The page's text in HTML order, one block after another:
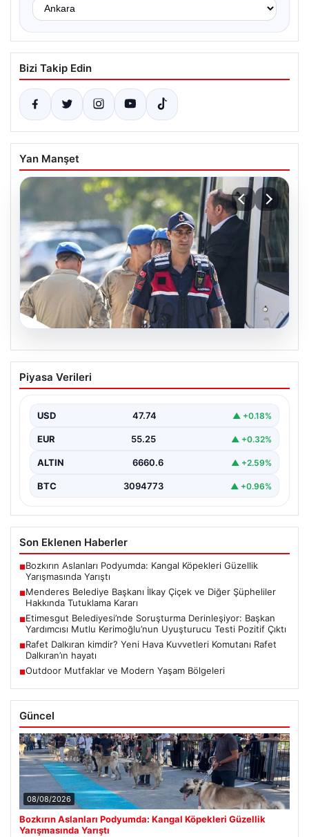
Bizi Takip Edin
Yan Manşet
07.08.2026
Menderes Belediye Başkanı İlkay Çiçek
ve Diğer Şüpheliler Hakkında Tutuklama
İzmir Cumhuriyet Başsavcılığı'nın yürüttüğü kapsamlı
gerçekleşen usulsüzlük iddiaları gündemdeki yerini…
Piyasa Verileri
USD 47.74 ▲ +0.18%
EUR 55.25 ▲ +0.32%
ALTIN 6660.6 ▲ +2.59%
BTC 3094773 ▲ +0.96%
Son Eklenen Haberler
■Bozkırın Aslanları Podyumda: Kangal Köpekleri Güzellik
Yarışmasında Yarıştı
■Menderes Belediye Başkanı İlkay Çiçek ve Diğer Şüpheliler
Hakkında Tutuklama Kararı
■Etimesgut Belediyesi’nde Soruşturma Derinleşiyor: Başkan
Yardımcısı Mutlu Kerimoğlu’nun Uyuşturucu Testi Pozitif Çıktı
■Rafet Dalkıran kimdir? Yeni Hava Kuvvetleri Komutanı Rafet
Dalkıran’ın hayatı
■Outdoor Mutfaklar ve Modern Yaşam Bölgeleri
Güncel
08/08/2026
Bozkırın Aslanları Podyumda: Kangal Köpekleri Güzellik
Yarışmasında Yarıştı